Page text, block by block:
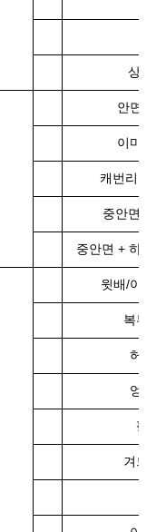
상안
안면거
이마거
캐번리프
중안면 실
중안면 + 하안
윗배/아랫
복부전
허벅
엉덩
팔뚝
겨드랑